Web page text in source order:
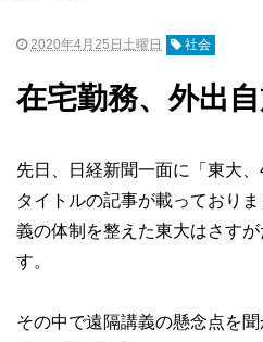
2020年4月25日土曜日 社会
在宅勤務、外出
先日、日経新聞一面に「東大
タイトルの記事が載っており
義の体制を整えた東大はさす
す。
その中で遠隔講義の懸念点を